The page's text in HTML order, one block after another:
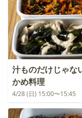
汁ものだけじゃな
かめ料理
4/28 (日) 15:00〜15:45